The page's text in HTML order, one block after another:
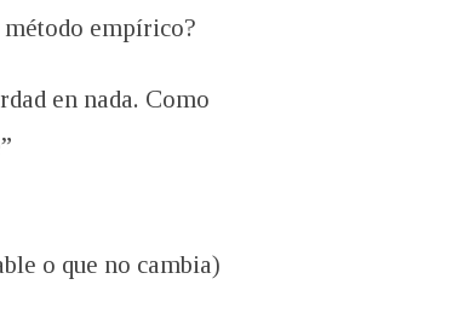
método empírico?
en nada. Como
o que no cambia)